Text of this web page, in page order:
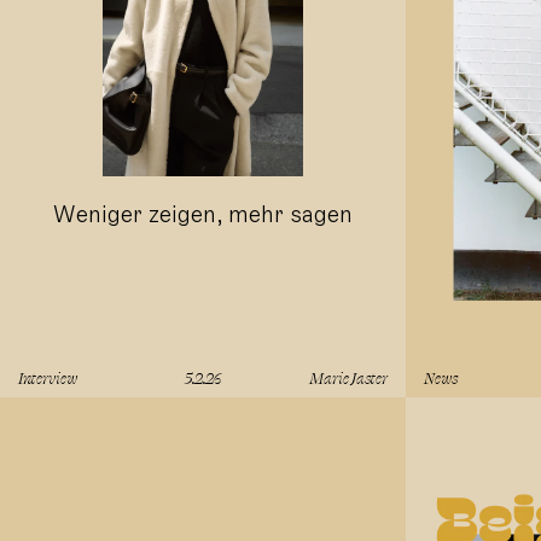
Weniger zeigen, mehr sagen
Interview 5.2.26 Marie Jaster News